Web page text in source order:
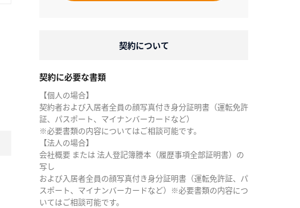
契約について
契約に必要な書類
【個人の場合】
契約者および入居者全員の顔写真付き身分証明書（運転免許
証、パスポート、マイナンバーカードなど）
※必要書類の内容についてはご相談可能です。
【法人の場合】
会社概要 または 法人登記簿謄本（履歴事項全部証明書）の
写し
および入居者全員の顔写真付き身分証明書（運転免許証、パ
スポート、マイナンバーカードなど）※必要書類の内容につ
いてはご相談可能です。